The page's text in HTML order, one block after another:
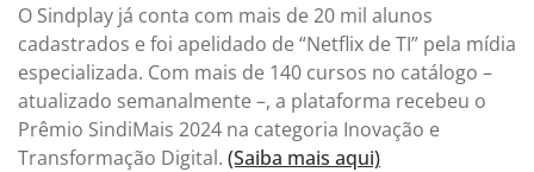
O Sindplay já conta com mais de 20 mil alunos
cadastrados e foi apelidado de “Netflix de TI” pela mídia
especializada. Com mais de 140 cursos no catálogo –
atualizado semanalmente –, a plataforma recebeu o
Prêmio SindiMais 2024 na categoria Inovação e
Transformação Digital. (Saiba mais aqui)